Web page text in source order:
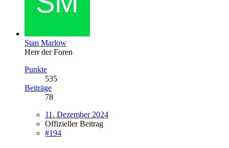
Stan Marlow
Herr der Foren
Punkte
535
Beiträge
78
11. Dezember 2024
Offizieller Beitrag
#194